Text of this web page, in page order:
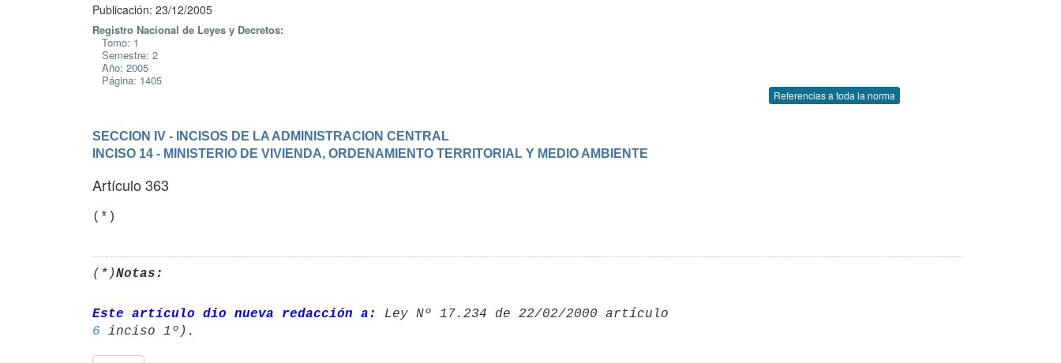
Publicación: 23/12/2005
Registro Nacional de Leyes y Decretos:
Tomo: 1
Semestre: 2
Año: 2005
Página: 1405
Referencias a toda la norma
SECCION IV - INCISOS DE LA ADMINISTRACION CENTRAL
INCISO 14 - MINISTERIO DE VIVIENDA, ORDENAMIENTO TERRITORIAL Y MEDIO AMBIENTE
Artículo 363
(*)
(*)Notas:
Este artículo dio nueva redacción a:
6